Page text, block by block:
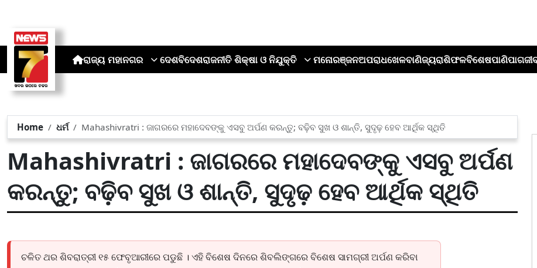
ରାଜ୍ୟ ମହାନଗର ଦେଶବିଦେଶରାଜନୀତି ଶିକ୍ଷା ଓ ନିଯୁକ୍ତି ମନୋରଞ୍ଜନଅପରାଧଖେଳବାଣିଜ୍ୟରାଶିଫଳବିଶେଷପାଣିପାଗ
Home ଧର୍ମ Mahashivratri : ଜାଗରରେ ମହାଦେବଙ୍କୁ ଏସବୁ ଅର୍ପଣ କରନ୍ତୁ; ବଢ଼ିବ ସୁଖ ଓ ଶାନ୍ତି, ସୁଦୃଢ଼ ହେବ ଆର୍ଥିକ ସ୍ଥିତି
Mahashivratri : ଜାଗରରେ ମହାଦେବଙ୍କୁ ଏସବୁ ଅର୍ପଣ
କରନ୍ତୁ; ବଢ଼ିବ ସୁଖ ଓ ଶାନ୍ତି, ସୁଦୃଢ଼ ହେବ ଆର୍ଥିକ ସ୍ଥିତି
ଚଳିତ ଥର ଶିବରାତ୍ରୀ ୧୫ ଫେବୃଆରୀରେ ପଡୁଛି । ଏହି ବିଶେଷ ଦିନରେ ଶିବଲିଙ୍ଗରେ ବିଶେଷ ସାମଗ୍ରୀ ଅର୍ପଣ କରିବା